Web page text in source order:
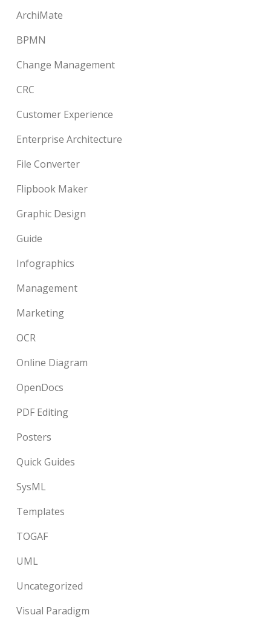
ArchiMate
BPMN
Change Management
CRC
Customer Experience
Enterprise Architecture
File Converter
Flipbook Maker
Graphic Design
Guide
Infographics
Management
Marketing
OCR
Online Diagram
OpenDocs
PDF Editing
Posters
Quick Guides
SysML
Templates
TOGAF
UML
Uncategorized
Visual Paradigm